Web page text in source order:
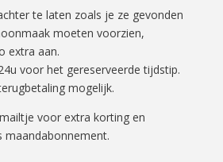
te laten zoals je ze gevonden
moeten voorzien,
extra aan.
voor het gereserveerde tijdstip.
mogelijk.
voor extra korting en